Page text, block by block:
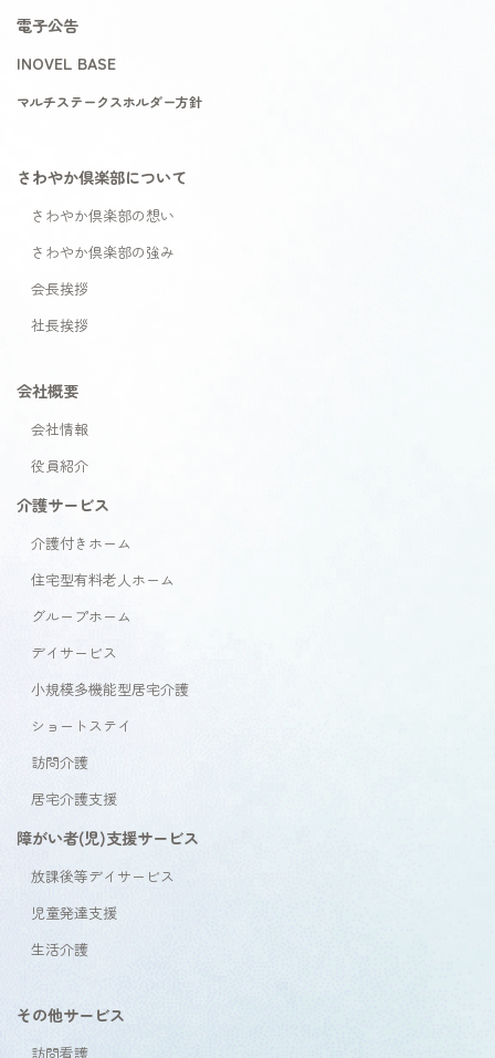
電子公告
INOVEL BASE
マルチステークスホルダー方針
さわやか倶楽部について
さわやか倶楽部の想い
さわやか倶楽部の強み
会長挨拶
社長挨拶
会社概要
会社情報
役員紹介
介護サービス
介護付きホーム
住宅型有料老人ホーム
グループホーム
デイサービス
小規模多機能型居宅介護
ショートステイ
訪問介護
居宅介護支援
障がい者(児)支援サービス
放課後等デイサービス
児童発達支援
生活介護
その他サービス
訪問看護